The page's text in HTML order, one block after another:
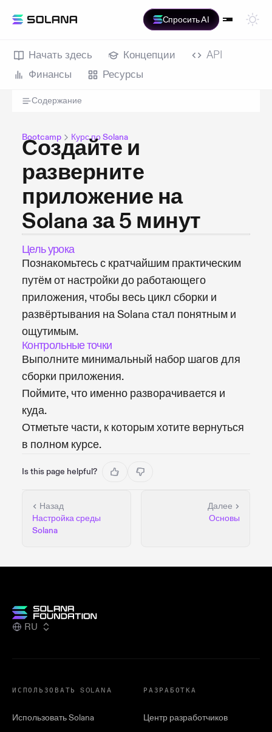
Спросить AI
Начать здесь Концепции
API
Финансы
Ресурсы
Содержание
Bootcamp Курс по Solana
Создайте и
разверните
приложение на
Solana за 5 минут
Цель урока
Познакомьтесь с кратчайшим практическим
путём от настройки до работающего
приложения, чтобы весь цикл сборки и
развёртывания на Solana стал понятным и
ощутимым.
Контрольные точки
Выполните минимальный набор шагов для
сборки приложения.
Поймите, что именно разворачивается и
куда.
Отметьте части, к которым хотите вернуться
в полном курсе.
Is this page helpful?
Назад
Настройка среды
Solana
Далее
Основы
RU
ИСПОЛЬЗОВАТЬ SOLANA
Использовать Solana
РАЗРАБОТКА
Центр разработчиков